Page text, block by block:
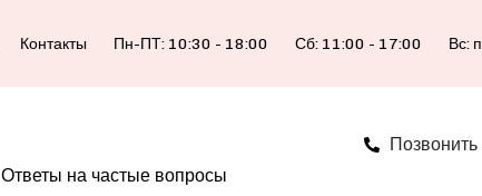
Контакты Пн-ПТ: 10:30 - 18:00 Сб: 11:00 - 17:00 Вс:
Ответы на частые вопросы
Позвонить